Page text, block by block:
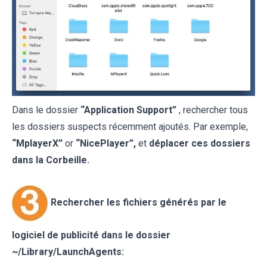
Dans le dossier “Application Support” , rechercher tous
les dossiers suspects récemment ajoutés. Par exemple,
“MplayerX” or “NicePlayer”, et déplacer ces dossiers
dans la Corbeille.
Rechercher les fichiers générés par le
logiciel de publicité dans le dossier
~/Library/LaunchAgents: